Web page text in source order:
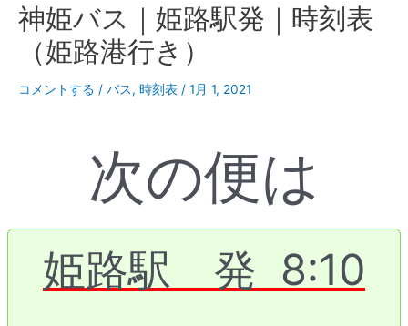
神姫バス｜姫路駅発｜時刻表
（姫路港行き）
コメントする / バス, 時刻表 / 1月 1, 2021
次の便は
姫路駅 発 8:10